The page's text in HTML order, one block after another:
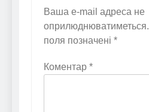
Ваша e-mail адреса не
оприлюднюватиметься.
поля позначені *
Коментар *